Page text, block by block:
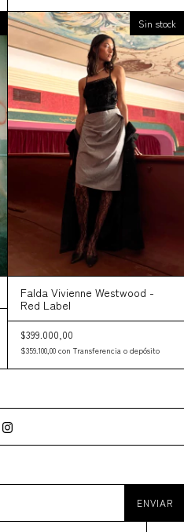
Sin stock
Falda Vivienne Westwood -
Red Label
$399.000,00
$359.100,00 con Transferencia o depósito